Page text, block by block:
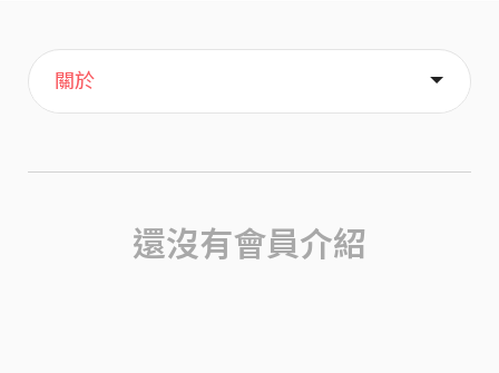
主頁
歌單
喜歡
關於
還沒有會員介紹